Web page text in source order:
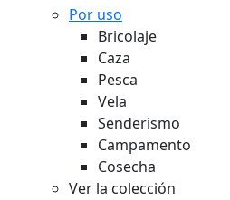
Por uso
Bricolaje
Caza
Pesca
Vela
Senderismo
Campamento
Cosecha
Ver la colección